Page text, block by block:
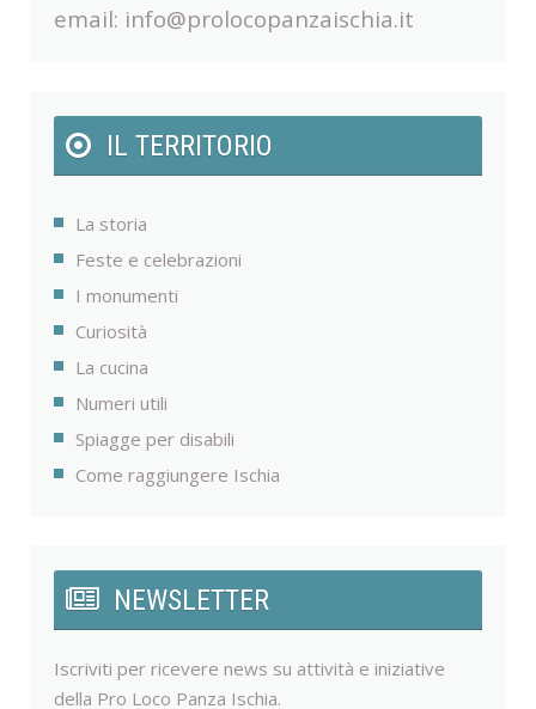
email: info@prolocopanzaischia.it
IL TERRITORIO
La storia
Feste e celebrazioni
I monumenti
Curiosità
La cucina
Numeri utili
Spiagge per disabili
Come raggiungere Ischia
NEWSLETTER
Iscriviti per ricevere news su attività e iniziative
della Pro Loco Panza Ischia.